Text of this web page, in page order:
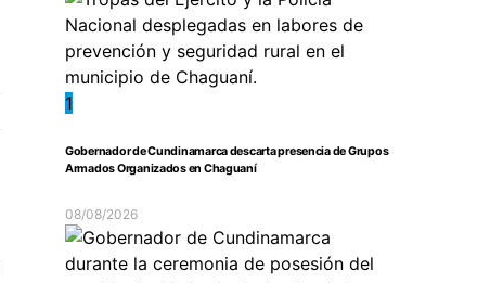
1
Gobernador de Cundinamarca descarta presencia de Grupos
Armados Organizados en Chaguaní
08/08/2026